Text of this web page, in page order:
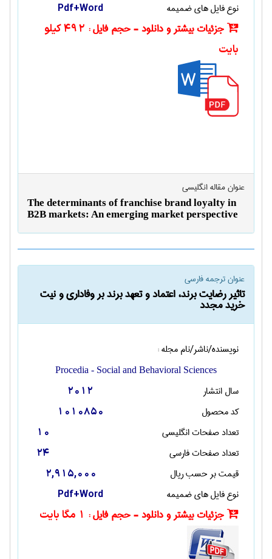
نوع فایل های ضمیمه Pdf+Word
جزئیات بیشتر و دانلود - حجم فایل :
492 کیلو
بایت
عنوان مقاله انگليسی
The determinants of franchise brand loyalty in
B2B markets: An emerging market perspective
عنوان ترجمه فارسی
تاثیر رضایت برند، اعتماد و تعهد برند بر وفاداری و نیت
خرید مجدد
نویسنده/ناشر/نام مجله :
Procedia - Social and Behavioral Sciences
سال انتشار 2012
کد محصول 1010850
تعداد صفحات انگليسی 10
تعداد صفحات فارسی 24
قیمت بر حسب ریال 2,915,000
نوع فایل های ضمیمه Pdf+Word
جزئیات بیشتر و دانلود - حجم فایل : 1 مگا بایت